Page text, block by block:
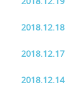
2018.12.18
2018.12.17
2018.12.14